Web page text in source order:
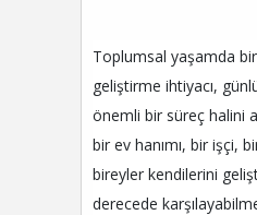
Toplumsal yaşamda
geliştirme ihtiyacı,
önemli bir süreç halini
bir ev hanımı, bir işçi,
bireyler kendilerini
derecede